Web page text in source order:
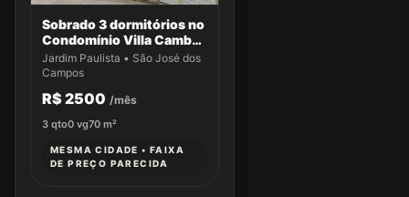
Sobrado 3 dormitórios no
Condomínio Villa Cambuí
- Casa 033
Jardim Paulista • São José dos
Campos
R$ 2500 /mês
3 qto0 vg70 m²
MESMA CIDADE • FAIXA
DE PREÇO PARECIDA